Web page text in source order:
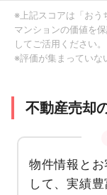
※上記スコアは「おう
マンションの価値を
してご活用ください。
※評価が集まっていな
不動産売却
物件情報と
して、実績